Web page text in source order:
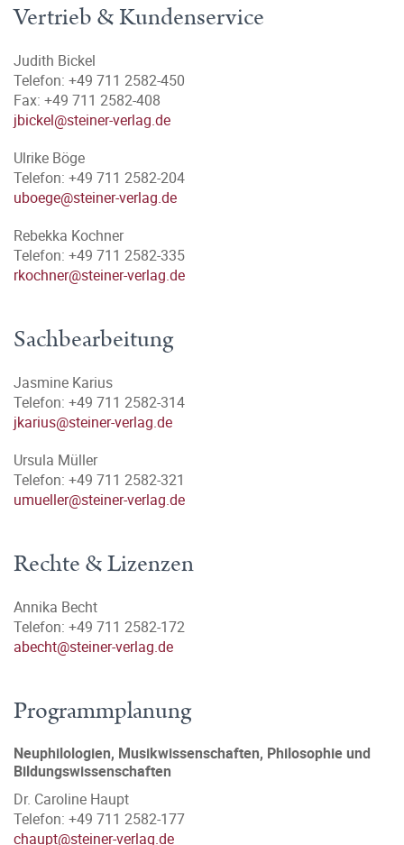
Vertrieb & Kundenservice
Judith Bickel
Telefon: +49 711 2582-450
Fax: +49 711 2582-408
jbickel@steiner-verlag.de
Ulrike Böge
Telefon: +49 711 2582-204
uboege@steiner-verlag.de
Rebekka Kochner
Telefon: +49 711 2582-335
rkochner@steiner-verlag.de
Sachbearbeitung
Jasmine Karius
Telefon: +49 711 2582-314
jkarius@steiner-verlag.de
Ursula Müller
Telefon: +49 711 2582-321
umueller@steiner-verlag.de
Rechte & Lizenzen
Annika Becht
Telefon: +49 711 2582-172
abecht@steiner-verlag.de
Programmplanung
Neuphilologien, Musikwissenschaften, Philosophie und
Bildungswissenschaften
Dr. Caroline Haupt
Telefon: +49 711 2582-177
chaupt@steiner-verlag.de